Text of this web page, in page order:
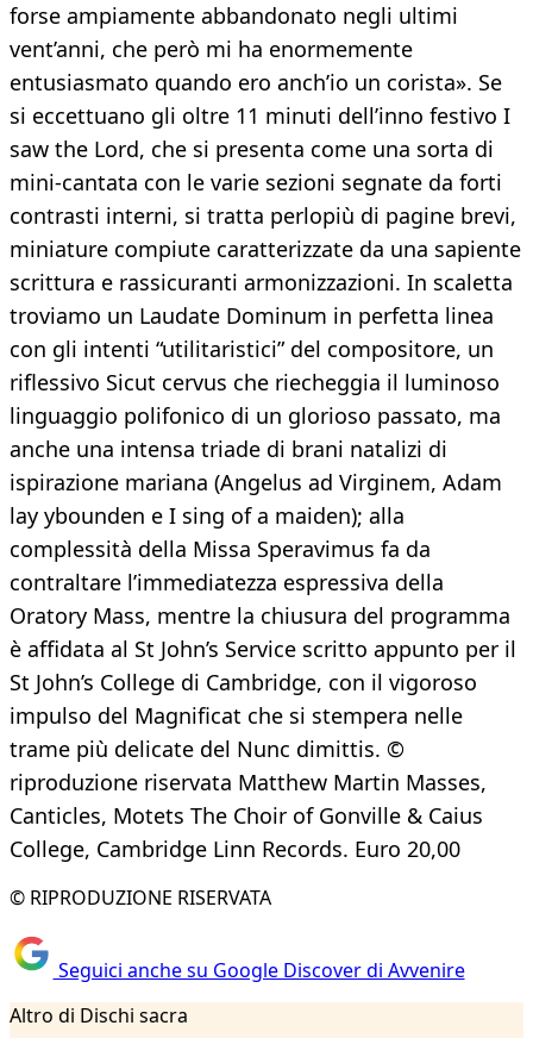
forse ampiamente abbandonato negli ultimi
vent’anni, che però mi ha enormemente
entusiasmato quando ero anch’io un corista». Se
si eccettuano gli oltre 11 minuti dell’inno festivo I
saw the Lord, che si presenta come una sorta di
mini-cantata con le varie sezioni segnate da forti
contrasti interni, si tratta perlopiù di pagine brevi,
miniature compiute caratterizzate da una sapiente
scrittura e rassicuranti armonizzazioni. In scaletta
troviamo un Laudate Dominum in perfetta linea
con gli intenti “utilitaristici” del compositore, un
riflessivo Sicut cervus che riecheggia il luminoso
linguaggio polifonico di un glorioso passato, ma
anche una intensa triade di brani natalizi di
ispirazione mariana (Angelus ad Virginem, Adam
lay ybounden e I sing of a maiden); alla
complessità della Missa Speravimus fa da
contraltare l’immediatezza espressiva della
Oratory Mass, mentre la chiusura del programma
è affidata al St John’s Service scritto appunto per il
St John’s College di Cambridge, con il vigoroso
impulso del Magnificat che si stempera nelle
trame più delicate del Nunc dimittis. ©
riproduzione riservata Matthew Martin Masses,
Canticles, Motets The Choir of Gonville & Caius
College, Cambridge Linn Records. Euro 20,00
© RIPRODUZIONE RISERVATA
Seguici anche su Google Discover di Avvenire
Altro di Dischi sacra